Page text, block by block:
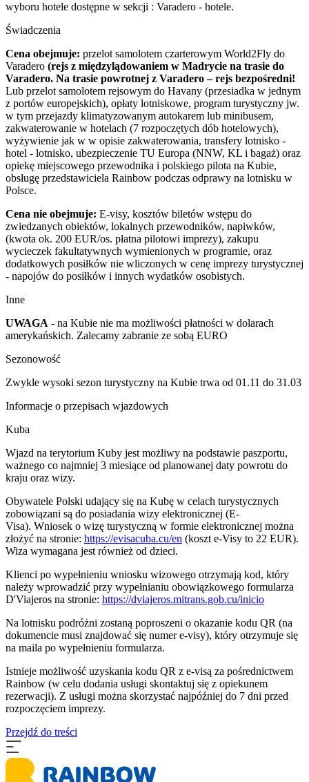
wyboru hotele dostępne w sekcji : Varadero - hotele.
Świadczenia
Cena obejmuje: przelot samolotem czarterowym World2Fly do
Varadero (rejs z międzylądowaniem w Madrycie na trasie do
Varadero. Na trasie powrotnej z Varadero – rejs bezpośredni!
Lub przelot samolotem rejsowym do Havany (przesiadka w jednym
z portów europejskich), opłaty lotniskowe, program turystyczny jw.
w tym przejazdy klimatyzowanym autokarem lub minibusem,
zakwaterowanie w hotelach (7 rozpoczętych dób hotelowych),
wyżywienie jak w w opisie zakwaterowania, transfery lotnisko -
hotel - lotnisko, ubezpieczenie TU Europa (NNW, KL i bagaż) oraz
opiekę miejscowego przewodnika i polskiego pilota na Kubie,
obsługę przedstawiciela Rainbow podczas odprawy na lotnisku w
Polsce.
Cena nie obejmuje: E-visy, kosztów biletów wstępu do
zwiedzanych obiektów, lokalnych przewodników, napiwków,
(kwota ok. 200 EUR/os. płatna pilotowi imprezy), zakupu
wycieczek fakultatywnych wymienionych w programie, oraz
dodatkowych posiłków nie wliczonych w cenę imprezy turystycznej
- napojów do posiłków i innych wydatków osobistych.
Inne
UWAGA - na Kubie nie ma możliwości płatności w dolarach
amerykańskich. Zalecamy zabranie ze sobą EURO
Sezonowość
Zwykle wysoki sezon turystyczny na Kubie trwa od 01.11 do 31.03
Informacje o przepisach wjazdowych
Kuba
Wjazd na terytorium Kuby jest możliwy na podstawie paszportu,
ważnego co najmniej 3 miesiące od planowanej daty powrotu do
kraju oraz wizy.
Obywatele Polski udający się na Kubę w celach turystycznych
zobowiązani są do posiadania wizy elektronicznej (E-
Visa). Wniosek o wizę turystyczną w formie elektronicznej można
złożyć na stronie: https://evisacuba.cu/en (koszt e-Visy to 22 EUR).
Wiza wymagana jest również od dzieci.
Klienci po wypełnieniu wniosku wizowego otrzymają kod, który
należy wprowadzić przy wypełnianiu obowiązkowego formularza
D'Viajeros na stronie: https://dviajeros.mitrans.gob.cu/inicio
Na lotnisku podróżni zostaną poproszeni o okazanie kodu QR (na
dokumencie musi znajdować się numer e-visy), który otrzymuje się
na maila po wypełnieniu formularza.
Istnieje możliwość uzyskania kodu QR z e-visą za pośrednictwem
Rainbow (w celu dodania usługi skontaktuj się z opiekunem
rezerwacji). Z usługi można skorzystać najpóźniej do 7 dni przed
rozpoczęciem imprezy.
Przejdź do treści